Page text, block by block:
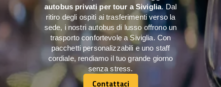
autobus privati per tour a Siviglia. Dal
ritiro degli ospiti ai trasferimenti verso la
sede, i nostri autobus di lusso offrono un
trasporto confortevole a Siviglia. Con
pacchetti personalizzabili e uno staff
cordiale, rendiamo il tuo grande giorno
senza stress.
Contattaci